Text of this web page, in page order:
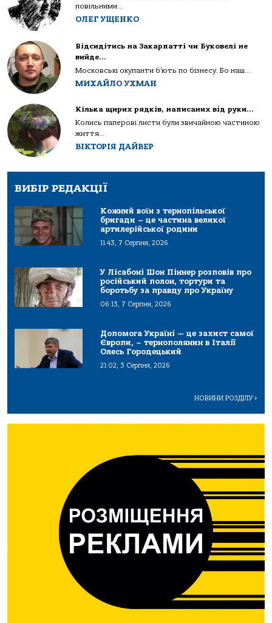
повільними...
ОЛЕГ УЩЕНКО
Відсидітись на Закарпатті чи Буковелі не
вийде…
Московські окупанти б’ють по бізнесу. Бо наш...
МИХАЙЛО УХМАН
Кілька щирих рядків, написаних від руки…
Колись паперові листи були звичайною частиною
життя...
ВІКТОРІЯ ДАЙВЕР
ВИБІР РЕДАКЦІЇ
Кожний воїн з тернопільської
бригади – це частина великої
артилерійської родини
11:43, 7 Серпня, 2026
У Лісабоні Шон Піннер розповів про
російський полон, тортури та
боротьбу за правду про Україну
06:13, 7 Серпня, 2026
Допомога Україні — це захист самої
Європи, – тернополянин в Італії
Олесь Городецький
21:02, 3 Серпня, 2026
НОВИНИ РОЗДІЛУ>